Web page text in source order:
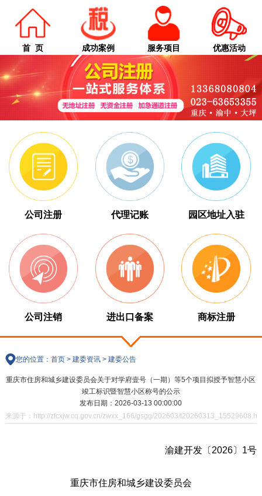
首 页 成功案例 服务项目 优惠活动
公司注册 代理记账 园区地址入驻
公司注销 进出口备案 商标注册
您的位置： 首页> 建委资讯> 建委公告
重庆市住房和城乡建设委员会关于对学府壹号（一期）等5个项目拟授予智慧小区
竣工标识暨智慧小区称号的公示
发布日期：2026-03-13 00:00:00
来源于：http://zfcxjw.cq.gov.cn/zwxx_166/gsgg/202603/
渝建开发〔2026〕1号
重庆市住房和城乡建设委员会